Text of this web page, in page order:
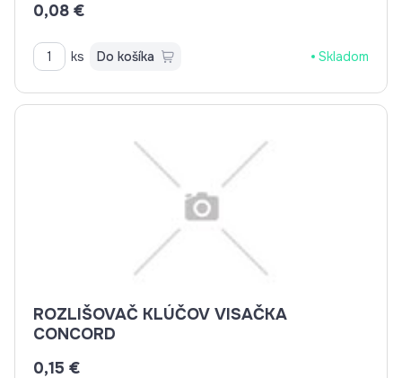
0,08 €
ks Do košíka Skladom
ROZLIŠOVAČ KLÚČOV VISAČKA
CONCORD
0,15 €